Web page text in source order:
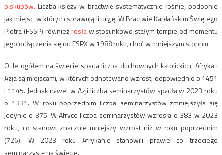
biskupów. Liczba księży w bractwie systematycznie rośnie, podobnie
jak miejsc, w których sprawują liturgię. W Bractwie Kapłańskim Świętego
Piotra (FSSP) równieżrosław stosunkowo stałym tempie od momentu
jego odłączenia się od FSPX w 1988 roku, choć w mniejszym stopniu.
O ile ogółem na świecie spada liczba duchownych katolickich, Afryka i
Azja są miejscami, w których odnotowano wzrost, odpowiednio o 1451
i 1145. Jednak nawet w Azji liczba seminarzystów spadła w 2023 roku
o 1331. W roku poprzednim liczba seminarzystów zmniejszyła się
jedynie o 375.W Afryce liczba seminarzystów wzrosła o 383 w 2023
roku, co stanowi znacznie mniejszy wzrost niż w roku poprzednim
(726). W 2023 roku Afrykanie stanowili prawie co trzeciego
seminarzystę na świecie.